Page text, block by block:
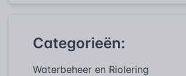
Categorieën:
Waterbeheer en Riolering